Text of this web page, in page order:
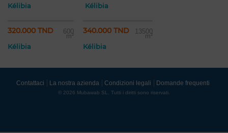
Kélibia Kélibia
320.000 TND 600
m²
Kélibia
340.000 TND 13500
m²
Kélibia
Contattaci La nostra azienda Condizioni legali Domande frequenti
© 2026 Mubawab SL. Tutti i diritti sono riservati.